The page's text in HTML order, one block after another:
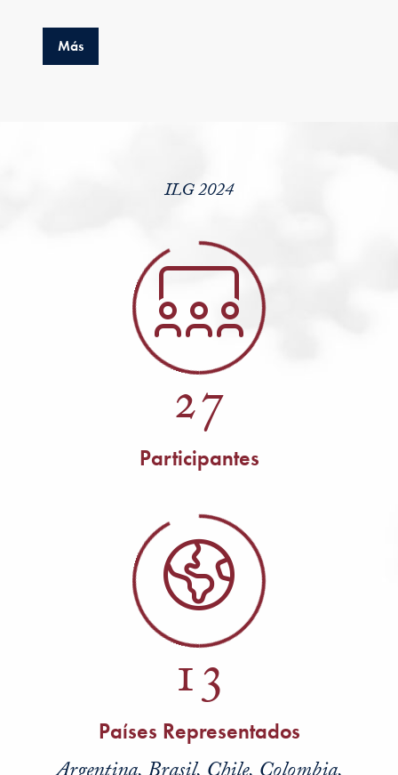
Másabout ILG 2024 -Innovando para transformar
ILG 2024
27
Participantes
13
Países Representados